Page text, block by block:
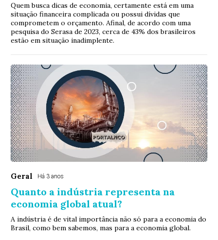
Quem busca dicas de economia, certamente está em uma
situação financeira complicada ou possui dívidas que
comprometem o orçamento. Afinal, de acordo com uma
pesquisa do Serasa de 2023, cerca de 43% dos brasileiros
estão em situação inadimplente.
Geral Há 3 anos
Quanto a indústria representa na
economia global atual?
A indústria é de vital importância não só para a economia do
Brasil, como bem sabemos, mas para a economia global.